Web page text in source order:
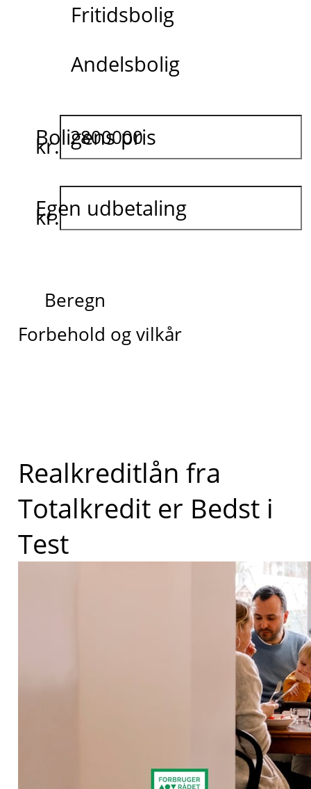
Fritidsbolig
Andelsbolig
Boligens pris
kr.
Egen udbetaling
kr.
Beregn
Forbehold og vilkår
Realkreditlån fra
Totalkredit er Bedst i
Test